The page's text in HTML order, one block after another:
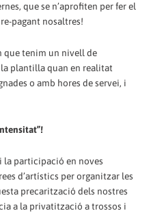
que se n’aprofiten per fer el
pagant nosaltres!
que tenim un nivell de
plantilla quan en realitat
o amb hores de servei, i
la participació en noves
d’artístics per organitzar les
precarització dels nostres
a la privatització a trossos i